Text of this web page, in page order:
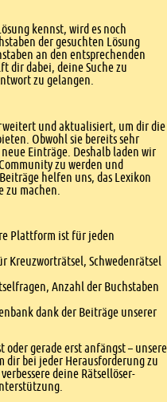
kennst, wird es noch
der gesuchten Lösung
an den entsprechenden
dir dabei, deine Suche zu
zu gelangen.
und aktualisiert, um dir die
Obwohl sie bereits sehr
Einträge. Deshalb laden wir
zu werden und
helfen uns, das Lexikon
zu machen.
Plattform ist für jeden
Schwedenrätsel
Anzahl der Buchstaben
dank der Beiträge unserer
gerade erst anfängst – unsere
dir bei jeder Herausforderung zu
deine Rätsellöser-